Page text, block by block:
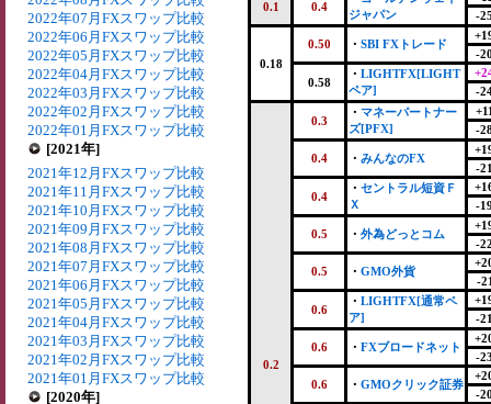
2022年07月FXスワップ比較
2022年06月FXスワップ比較
2022年05月FXスワップ比較
2022年04月FXスワップ比較
2022年03月FXスワップ比較
2022年02月FXスワップ比較
2022年01月FXスワップ比較
[2021年]
2021年12月FXスワップ比較
2021年11月FXスワップ比較
2021年10月FXスワップ比較
2021年09月FXスワップ比較
2021年08月FXスワップ比較
2021年07月FXスワップ比較
2021年06月FXスワップ比較
2021年05月FXスワップ比較
2021年04月FXスワップ比較
2021年03月FXスワップ比較
2021年02月FXスワップ比較
2021年01月FXスワップ比較
[2020年]
0.1 0.4
ジャパン
-
0.18
0.50 ・ SBI FXトレード
-
0.58
・ LIGHTFX[LIGHT
ペア]
-
0.2
0.3
・ マネーパートナー
ズ[PFX]
-
0.4 ・ みんなのFX
-
0.4
・ セントラル短資Ｆ
Ｘ
-
0.5 ・ 外為どっとコム
-
0.5 ・ GMO外貨
-
0.6
・ LIGHTFX[通常ペ
ア]
-
0.6 ・ FXブロードネット
-
0.6 ・ GMOクリック証券
-